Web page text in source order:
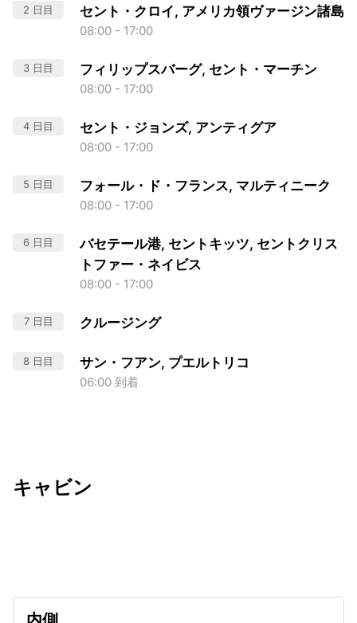
2 日目 セント・クロイ, アメリカ領ヴァージン諸島
08:00 - 17:00
3 日目 フィリップスバーグ, セント・マーチン
08:00 - 17:00
4 日目 セント・ジョンズ, アンティグア
08:00 - 17:00
5 日目 フォール・ド・フランス, マルティニーク
08:00 - 17:00
6 日目
バセテール港, セントキッツ, セントクリス
トファー・ネイビス
08:00 - 17:00
7 日目 クルージング
8 日目 サン・フアン, プエルトリコ
06:00 到着
キャビン